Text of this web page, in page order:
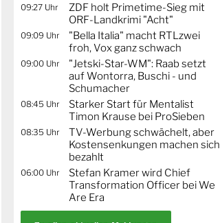
09:27 Uhr
ZDF holt Primetime-Sieg mit
ORF-Landkrimi "Acht"
09:09 Uhr
"Bella Italia" macht RTLzwei
froh, Vox ganz schwach
09:00 Uhr
"Jetski-Star-WM": Raab setzt
auf Wontorra, Buschi - und
Schumacher
08:45 Uhr
Starker Start für Mentalist
Timon Krause bei ProSieben
08:35 Uhr
TV-Werbung schwächelt, aber
Kostensenkungen machen sich
bezahlt
06:00 Uhr
Stefan Kramer wird Chief
Transformation Officer bei We
Are Era